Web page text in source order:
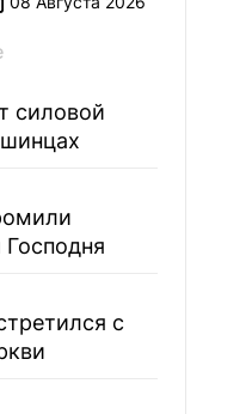
силовой
с